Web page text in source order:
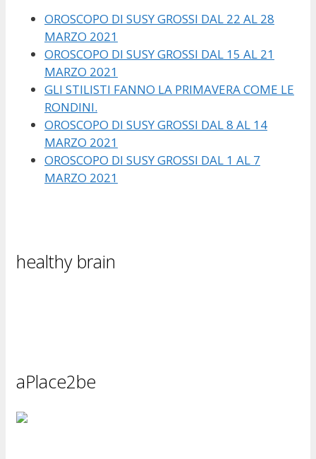
OROSCOPO DI SUSY GROSSI DAL 22 AL 28
MARZO 2021
OROSCOPO DI SUSY GROSSI DAL 15 AL 21
MARZO 2021
GLI STILISTI FANNO LA PRIMAVERA COME LE
RONDINI.
OROSCOPO DI SUSY GROSSI DAL 8 AL 14
MARZO 2021
OROSCOPO DI SUSY GROSSI DAL 1 AL 7
MARZO 2021
healthy brain
aPlace2be